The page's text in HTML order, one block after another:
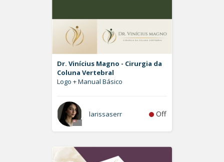
Dr. Vinícius Magno - Cirurgia da
Coluna Vertebral
Logo + Manual Básico
larissaserr Off